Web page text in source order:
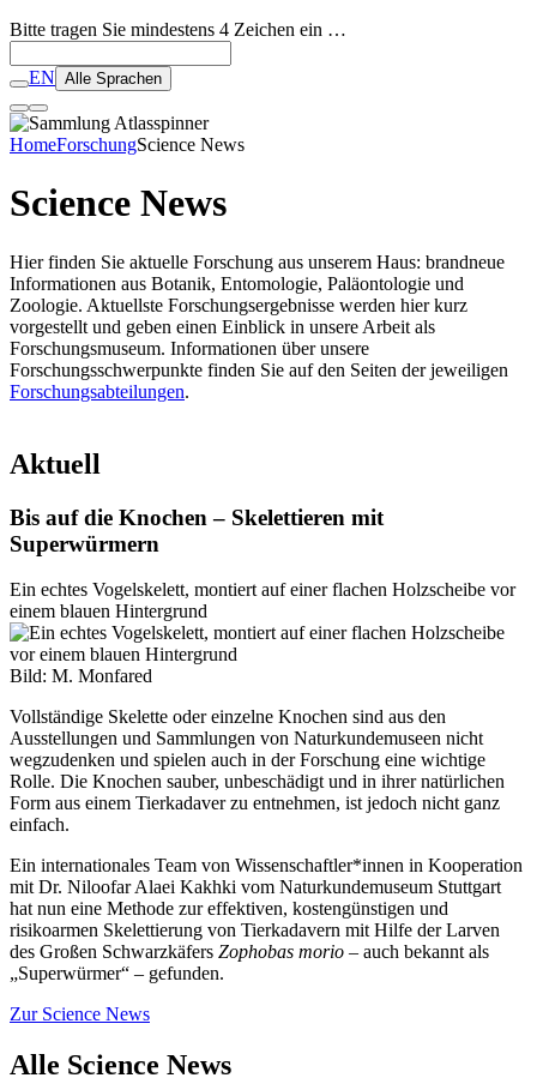
Bitte tragen Sie mindestens 4 Zeichen ein …
EN Alle Sprachen
HomeForschungScience News
Science News
Hier finden Sie aktuelle Forschung aus unserem Haus: brandneue
Informationen aus Botanik, Entomologie, Paläontologie und
Zoologie. Aktuellste Forschungsergebnisse werden hier kurz
vorgestellt und geben einen Einblick in unsere Arbeit als
Forschungsmuseum. Informationen über unsere
Forschungsschwerpunkte finden Sie auf den Seiten der jeweiligen
Forschungsabteilungen.
Aktuell
Bis auf die Knochen – Skelettieren mit
Superwürmern
Ein echtes Vogelskelett, montiert auf einer flachen Holzscheibe vor
einem blauen Hintergrund
Bild: M. Monfared
Vollständige Skelette oder einzelne Knochen sind aus den
Ausstellungen und Sammlungen von Naturkundemuseen nicht
wegzudenken und spielen auch in der Forschung eine wichtige
Rolle. Die Knochen sauber, unbeschädigt und in ihrer natürlichen
Form aus einem Tierkadaver zu entnehmen, ist jedoch nicht ganz
einfach.
Ein internationales Team von Wissenschaftler*innen in Kooperation
mit Dr. Niloofar Alaei Kakhki vom Naturkundemuseum Stuttgart
hat nun eine Methode zur effektiven, kostengünstigen und
risikoarmen Skelettierung von Tierkadavern mit Hilfe der Larven
des Großen Schwarzkäfers Zophobas morio – auch bekannt als
„Superwürmer“ – gefunden.
Zur Science News
Alle Science News